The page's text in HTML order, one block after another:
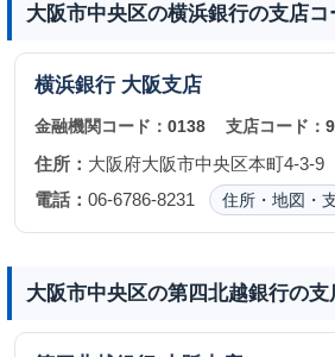
大阪市中央区の横浜銀行の支店コ
横浜銀行 大阪支店
金融機関コード： 0138 支店コード：
住所： 大阪府大阪市中央区本町4-3-9
電話： 06-6786-8231 住所・地図・
大阪市中央区の第四北越銀行の